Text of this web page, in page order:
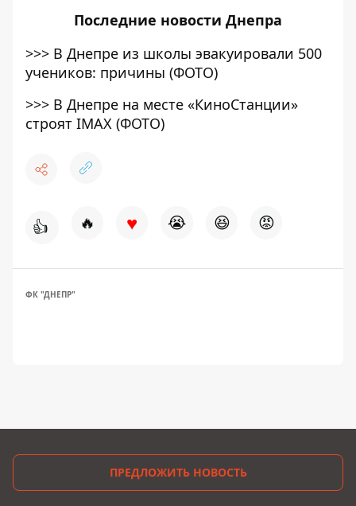
Последние новости Днепра
>>> В Днепре из школы эвакуировали 500
учеников: причины (ФОТО)
>>> В Днепре на месте «КиноСтанции»
строят IMAX (ФОТО)
👍 🔥 ♥ 😭 😆 😡
ФК "ДНЕПР"
ПРЕДЛОЖИТЬ НОВОСТЬ